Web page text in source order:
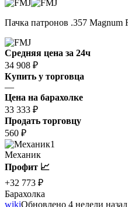
Пачка патронов .357 Magnum
Средняя цена за 24ч
34 908 ₽
Купить у торговца
—
Цена на барахолке
33 333 ₽
Продать торговцу
560 ₽
1
Механик
Профит 📈
+32 773 ₽
Барахолка
wikiОбновлено 4 недели назад